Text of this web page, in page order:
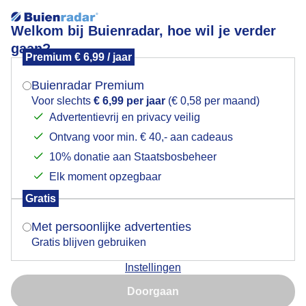
Welkom bij Buienradar, hoe wil je verder
gaan?
Premium € 6,99 / jaar
Buienradar Premium
Voor slechts € 6,99 per jaar (€ 0,58 per maand)
Advertentievrij en privacy veilig
Ontvang voor min. € 40,- aan cadeaus
10% donatie aan Staatsbosbeheer
Elk moment opzegbaar
Gratis
Met persoonlijke advertenties
Gratis blijven gebruiken
Instellingen
Doorgaan
Hert te water
beste vis. Blijkt het een hert te zijn. Wou alleen naar de
overkant. Liet later alweer vrolijk in het rond
Mogen we je locatie gebruiken voor het
Indien je hier nog geen akkoord op hebt gegeven,
verschijnt er zo een pop-up uit je browser waarin
Is goed, toon de popup
Nu niet, misschien later